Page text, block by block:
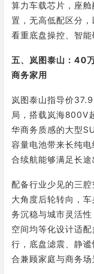
算力车载芯片，座
置，无高低配区分，
看重底盘操控、智能
五、岚图泰山：40
商务家用
岚图泰山指导价
局，搭载岚海800V
华商务质感的大型
容量电池带来长纯
合续航能够满足长途
配备行业少见的三腔
大角度后轮转向，
务沉稳与城市灵活性
空间均等化设计适
行，底盘滤震、静
合兼顾家庭与商务场